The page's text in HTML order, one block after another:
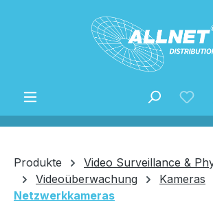
Zum Hauptinhalt springen
Produkte
Video Surveillance &
Videoüberwachung
Kameras
Netzwerkkameras